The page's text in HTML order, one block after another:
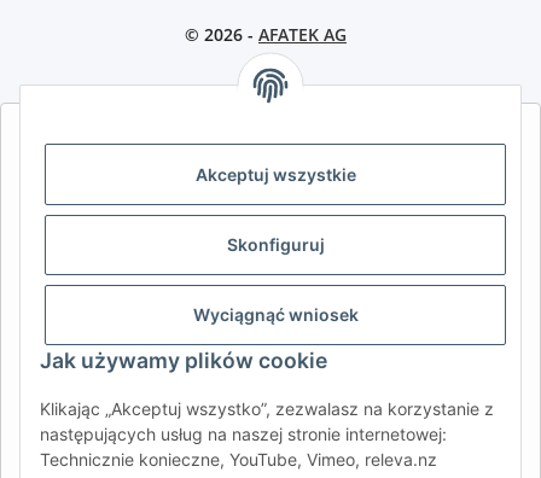
Akceptuj wszystkie
Skonfiguruj
Wyciągnąć wniosek
Jak używamy plików cookie
Klikając „Akceptuj wszystko”, zezwalasz na korzystanie z
następujących usług na naszej stronie internetowej:
Technicznie konieczne, YouTube, Vimeo, releva.nz
© 2026 - AFATEK AG
AFATEK INTERNATIONAL – WYBIERZ REGION I JĘZYK | SELECT
DE AT CH (DE) CH (FR)
BE (NL) BE (FR)
SE FI
RO HR